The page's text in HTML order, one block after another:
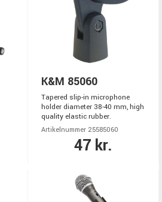
K&M 85060
Tapered slip-in microphone
holder diameter 38-40 mm, high
quality elastic rubber.
Artikelnummer 25585060
47 kr.